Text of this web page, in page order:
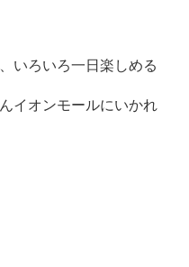
いろいろ一日楽しめる
イオンモールにいかれ